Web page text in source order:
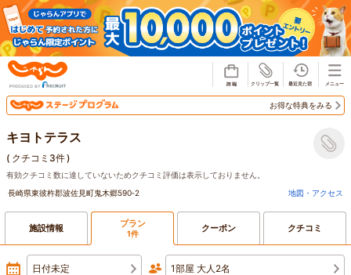
お得な特典をみる
キヨトテラス
( クチコミ3件)
有効クチコミ数に達していないためクチコミ評価は表示しておりません。
長崎県東彼杵郡波佐見町鬼木郷590‐2
地図・アクセス
施設情報 プラン
1件 クーポン クチコミ
日付未定 1部屋 大人2名